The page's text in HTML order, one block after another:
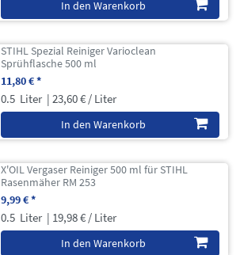
In den Warenkorb
STIHL Spezial Reiniger Varioclean
Sprühflasche 500 ml
11,80 € *
0.5 Liter | 23,60 € / Liter
In den Warenkorb
X'OIL Vergaser Reiniger 500 ml für STIHL
Rasenmäher RM 253
9,99 € *
0.5 Liter | 19,98 € / Liter
In den Warenkorb